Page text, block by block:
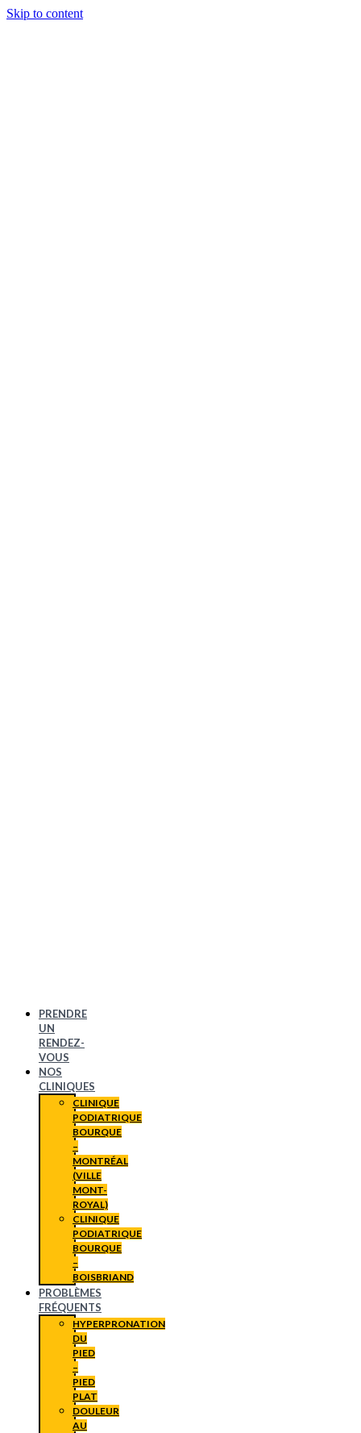
Skip to content
PRENDRE
UN
RENDEZ-
VOUS
NOS
CLINIQUES
CLINIQUE
PODIATRIQUE
BOURQUE
–
MONTRÉAL
(VILLE
MONT-
ROYAL)
CLINIQUE
PODIATRIQUE
BOURQUE
–
BOISBRIAND
PROBLÈMES
FRÉQUENTS
HYPERPRONATION
DU
PIED
–
PIED
PLAT
DOULEUR
AU